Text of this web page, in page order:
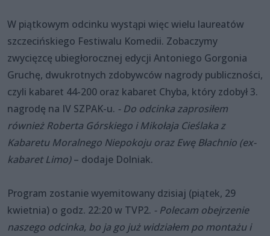
W piątkowym odcinku wystąpi więc wielu laureatów
szczecińskiego Festiwalu Komedii. Zobaczymy
zwycięzcę ubiegłorocznej edycji Antoniego Gorgonia
Gruchę, dwukrotnych zdobywców nagrody publiczności,
czyli kabaret 44-200 oraz kabaret Chyba, który zdobył 3.
nagrodę na IV SZPAK-u. - Do odcinka zaprosiłem
również Roberta Górskiego i Mikołaja Cieślaka z
Kabaretu Moralnego Niepokoju oraz Ewę Błachnio (ex-
kabaret Limo)– dodaje Dolniak.
Program zostanie wyemitowany dzisiaj (piątek, 29
kwietnia) o godz. 22:20 w TVP2. - Polecam obejrzenie
naszego odcinka, bo ja go już widziałem po montażu i